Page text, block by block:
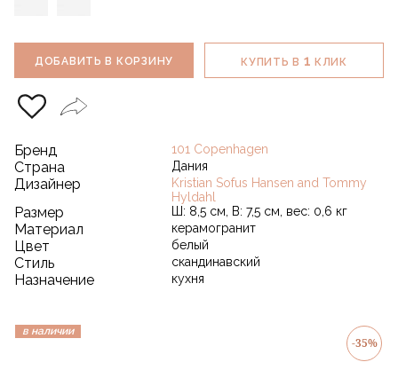
ДОБАВИТЬ В КОРЗИНУ КУПИТЬ В 1 КЛИК
Бренд 101 Copenhagen
Страна Дания
Дизайнер
Kristian Sofus Hansen and Tommy
Hyldahl
Размер Ш: 8,5 см, В: 7,5 см, вес: 0,6 кг
Материал керамогранит
Цвет белый
Стиль скандинавский
Назначение кухня
в наличии
-35%